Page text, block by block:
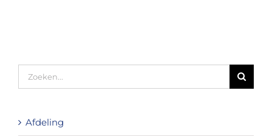
Afdeling